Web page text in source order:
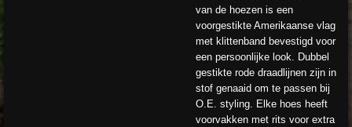
van de hoezen is een
voorgestikte Amerikaanse vlag
met klittenband bevestigd voor
een persoonlijke look. Dubbel
gestikte rode draadlijnen zijn in
stof genaaid om te passen bij
O.E. styling. Elke hoes heeft
voorvakken met rits voor extra